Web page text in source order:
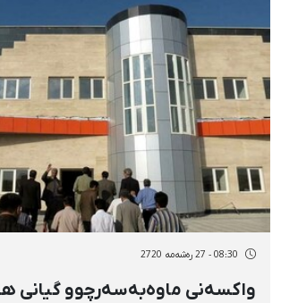
08:30 - 27 رەشەمه 2720
واکسەنی ماوەبەسەرچوو گیانی